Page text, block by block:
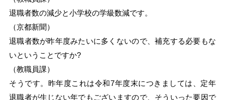
退職者数の減少と小学校の学級数減です。
（京都新聞）
退職者数が昨年度みたいに多くないので、補充する必要もな
いということですか?
（教職員課）
そうです。昨年度これは令和7年度末につきましては、定年
退職者が生じない年でもございますので、そういった要因で